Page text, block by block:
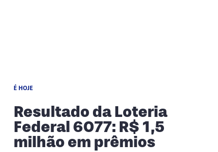
É HOJE
Resultado da Loteria
Federal 6077: R$ 1,5
milhão em prêmios